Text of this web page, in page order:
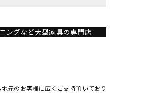
ングなど大型家具の専門店
元のお客様に広くご支持頂いており